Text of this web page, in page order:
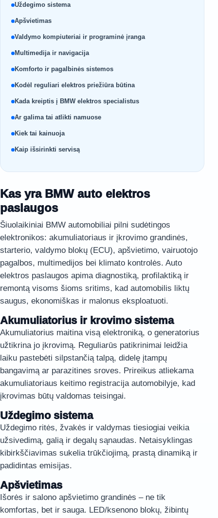
Uždegimo sistema
Apšvietimas
Valdymo kompiuteriai ir programinė įranga
Multimedija ir navigacija
Komforto ir pagalbinės sistemos
Kodėl reguliari elektros priežiūra būtina
Kada kreiptis į BMW elektros specialistus
Ar galima tai atlikti namuose
Kiek tai kainuoja
Kaip išsirinkti servisą
Kas yra BMW auto elektros
paslaugos
Šiuolaikiniai BMW automobiliai pilni sudėtingos
elektronikos: akumuliatoriaus ir įkrovimo grandinės,
starterio, valdymo blokų (ECU), apšvietimo, vairuotojo
pagalbos, multimedijos bei klimato kontrolės. Auto
elektros paslaugos apima diagnostiką, profilaktiką ir
remontą visoms šioms sritims, kad automobilis liktų
saugus, ekonomiškas ir malonus eksploatuoti.
Akumuliatorius ir krovimo sistema
Akumuliatorius maitina visą elektroniką, o generatorius
užtikrina jo įkrovimą. Reguliarūs patikrinimai leidžia
laiku pastebėti silpstančią talpą, didelę įtampų
bangavimą ar parazitines sroves. Prireikus atliekama
akumuliatoriaus keitimo registracija automobilyje, kad
įkrovimas būtų valdomas teisingai.
Uždegimo sistema
Uždegimo ritės, žvakės ir valdymas tiesiogiai veikia
užsivedimą, galią ir degalų sąnaudas. Netaisyklingas
kibirkščiavimas sukelia trūkčiojimą, prastą dinamiką ir
padidintas emisijas.
Apšvietimas
Išorės ir salono apšvietimo grandinės – ne tik
komfortas, bet ir sauga. LED/ksenono blokų, žibintų